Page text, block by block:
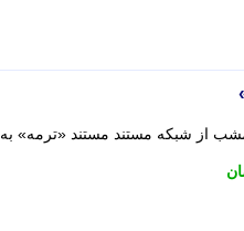
از شبکه مستند مستند «ترمه» به